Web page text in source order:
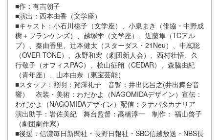
■作：有吉朝子
■演出：西本由香（文学座）
■キャスト：小石川桃子（文学座）、小泉まき（俳協・中野成
樹＋フランケンズ）、越塚学（文学座）、近藤隼（TCアル
プ）、秦由香里、辻本健太（スターダス・21Neu）、中嶌聡
（OVER TONE）、永野和宏（劇団新人会）、西村壮悟、久
行敬子（オフィスPAC）、桧山征翔（CEDAR）、森脇由紀
（青年座）、山本由奈（東宝芸能）
■スタッフ：照明：賀澤礼子 音響：井出比呂之(井出舞台音
響） 衣装・美術：わだかよ（NAGOMIDAデザイン）宣伝：
わだかよ（NAGOMIDAデザイン）配信：タナバタカナリア
演出助手：岩佐美紀 舞台監督：高橋淳一 制作： 福山啓子
（劇団劇作家）
■後援：信濃毎日新聞社・長野日報社・SBC信越放送・NBS長